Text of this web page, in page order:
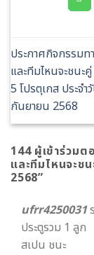
ประกาศกิจกรรมท
และทีมไหนจะชนะ
5 โปรตุเกส ประจำ
กันยายน 2568
144 ผู้เข้าร่วม
และทีมไหนจะช
2568”
ufrr4250031
ประตูรวม 1 ลูก
สเปน ชนะ